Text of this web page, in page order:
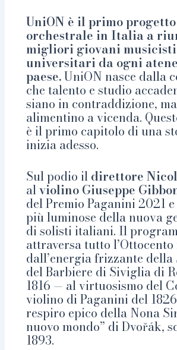
UniON è il primo progetto
orchestrale in Italia a
migliori giovani musicisti
universitari da ogni
paese.UniON nasce dalla
che talento e studio
siano in contraddizione,
alimentino a vicenda.
è il primo capitolo di una
inizia adesso.
Sul podio ildirettore
alviolino Giuseppe
del Premio Paganini 2021
più luminose della nuova
di solisti italiani. Il
attraversa tutto l’Ottocento
dall’energia frizzante
del Barbiere di Siviglia di
1816 — al virtuosismo del
violino di Paganini del
respiro epico della Nona
nuovo mondo” di Dvořák,
1893.